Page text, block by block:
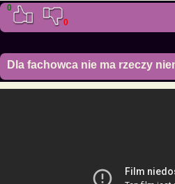
0
0
Dla fachowca nie ma rzeczy